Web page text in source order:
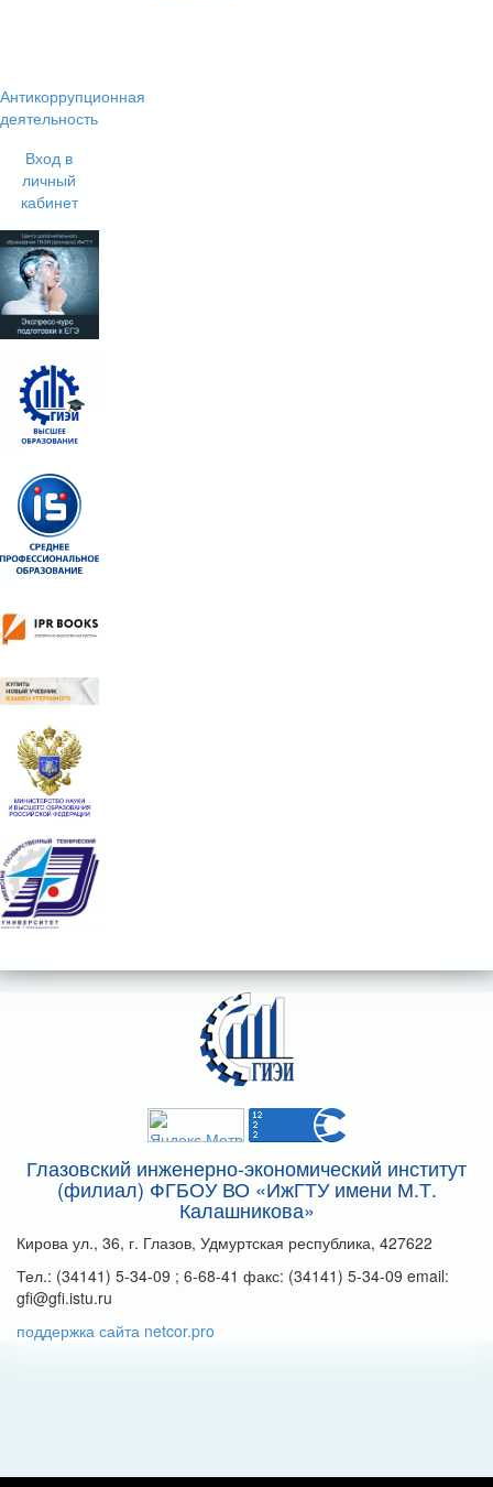
Антикоррупционная
деятельность
Вход в
личный
кабинет
Глазовский инженерно-экономический институт
(филиал) ФГБОУ ВО «ИжГТУ имени М.Т.
Калашникова»
Кирова ул., 36, г. Глазов, Удмуртская республика, 427622
Тел.: (34141) 5-34-09 ; 6-68-41 факс: (34141) 5-34-09 email:
gfi@gfi.istu.ru
поддержка сайта netcor.pro